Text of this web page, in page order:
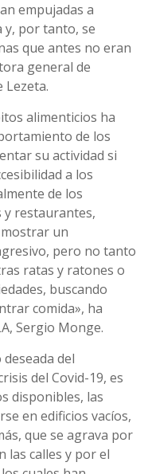
empujadas a
y, por tanto, se
que antes no eran
general de
Lezeta.
alimenticios ha
de los
su actividad si
a los
de los
y restaurantes,
un
pero no tanto
ratas y ratones o
buscando
comida», ha
Sergio Monge.
del
del Covid-19, es
disponibles, las
en edificios vacíos,
que se agrava por
las calles y por el